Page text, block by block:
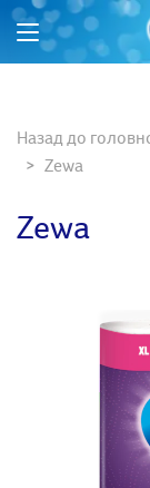
Назад до
Zewa
Zewa